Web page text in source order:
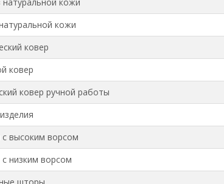
кожи
ковер
ковер
ковер ручной работы
высоким ворсом
низким ворсом